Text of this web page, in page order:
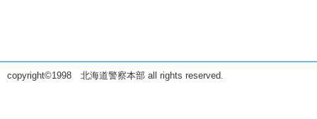
copyright©1998 北海道警察本部 all rights reserved.